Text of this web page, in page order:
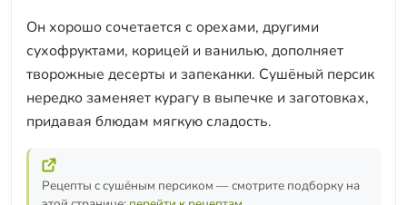
Он хорошо сочетается с орехами, другими
сухофруктами, корицей и ванилью, дополняет
творожные десерты и запеканки. Сушёный персик
нередко заменяет курагу в выпечке и заготовках,
придавая блюдам мягкую сладость.
Рецепты с сушёным персиком — смотрите подборку на